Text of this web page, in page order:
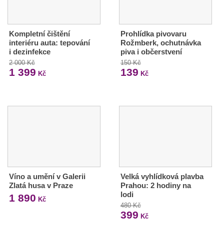
Kompletní čištění
interiéru auta: tepování
i dezinfekce
2 000 Kč
1 399 Kč
Prohlídka pivovaru
Rožmberk, ochutnávka
piva i občerstvení
150 Kč
139 Kč
Víno a umění v Galerii
Zlatá husa v Praze
1 890 Kč
Velká vyhlídková plavba
Prahou: 2 hodiny na
lodi
480 Kč
399 Kč